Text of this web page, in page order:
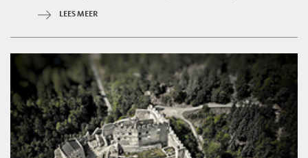
LEES MEER